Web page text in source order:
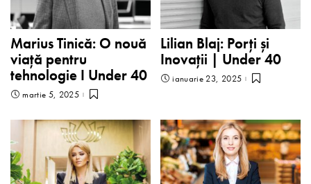
Marius Tinică: O nouă
viață pentru
tehnologie I Under 40
martie 5, 2025
Lilian Blaj: Porți și
Inovații | Under 40
ianuarie 23, 2025